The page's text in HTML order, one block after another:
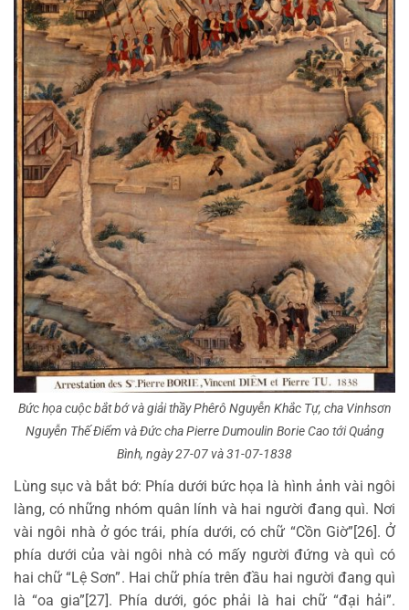
Bức họa cuộc bắt bớ và giải thầy Phêrô Nguyễn Khắc Tự, cha Vinhsơn
Nguyễn Thế Điểm và Đức cha Pierre Dumoulin Borie Cao tới Quảng
Bình, ngày 27-07 và 31-07-1838
Lùng sục và bắt bớ: Phía dưới bức họa là hình ảnh vài ngôi
làng, có những nhóm quân lính và hai người đang quì. Nơi
vài ngôi nhà ở góc trái, phía dưới, có chữ “Cồn Giờ”[26]. Ở
phía dưới của vài ngôi nhà có mấy người đứng và quì có
hai chữ “Lệ Sơn”. Hai chữ phía trên đầu hai người đang quì
là “oa gia”[27]. Phía dưới, góc phải là hai chữ “đại hải”.